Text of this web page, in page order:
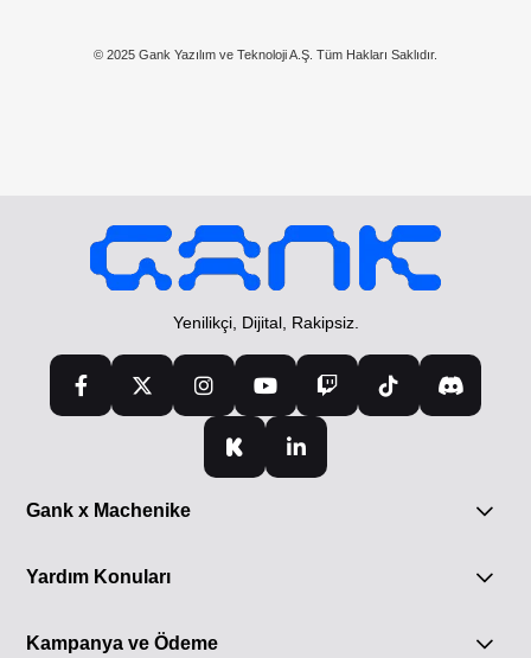
© 2025 Gank Yazılım ve Teknoloji A.Ş. Tüm Hakları Saklıdır.
Yenilikçi, Dijital, Rakipsiz.
Gank x Machenike
Yardım Konuları
Kampanya ve Ödeme